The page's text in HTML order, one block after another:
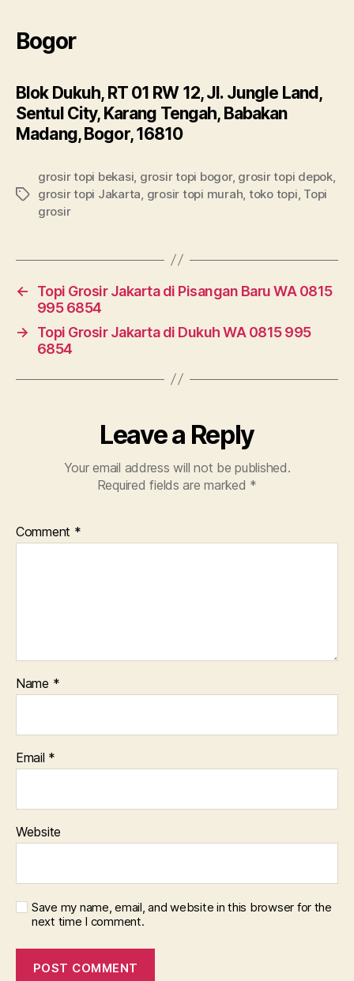
Bogor
Blok Dukuh, RT 01 RW 12, Jl. Jungle Land,
Sentul City, Karang Tengah, Babakan
Madang, Bogor, 16810
Tags
grosir topi bekasi grosir topi bogor, grosir topi depok,
grosir topi Jakarta grosir topi murah toko topi Topi
grosir
←
Topi Grosir Jakarta di Pisangan Baru WA 0815
995 6854
→
Topi Grosir Jakarta di Dukuh WA 0815 995
6854
Leave a Reply
Your email address will not be published.
Required fields are marked *
Comment *
Name *
Email *
Website
Save my name, email, and website in this browser for the
next time I comment.